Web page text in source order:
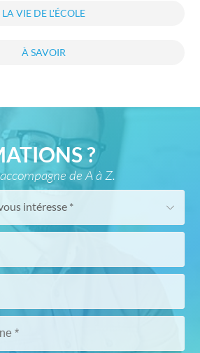
LA VIE DE L'ÉCOLE
À SAVOIR
?
de A à Z.
intéresse *